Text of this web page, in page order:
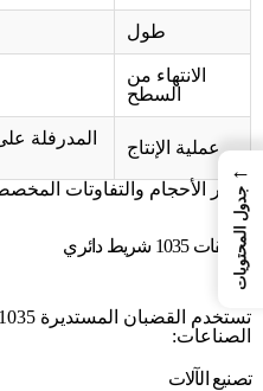
طول
الانتهاء من
السطح
عملية الإنتاج
المدرفلة
تتوفر الأحجام والتفاوتات
تطبيقات 1035 شريط دائري
الصناعات:
تصنيع الآلات
←
جدول المحتويات